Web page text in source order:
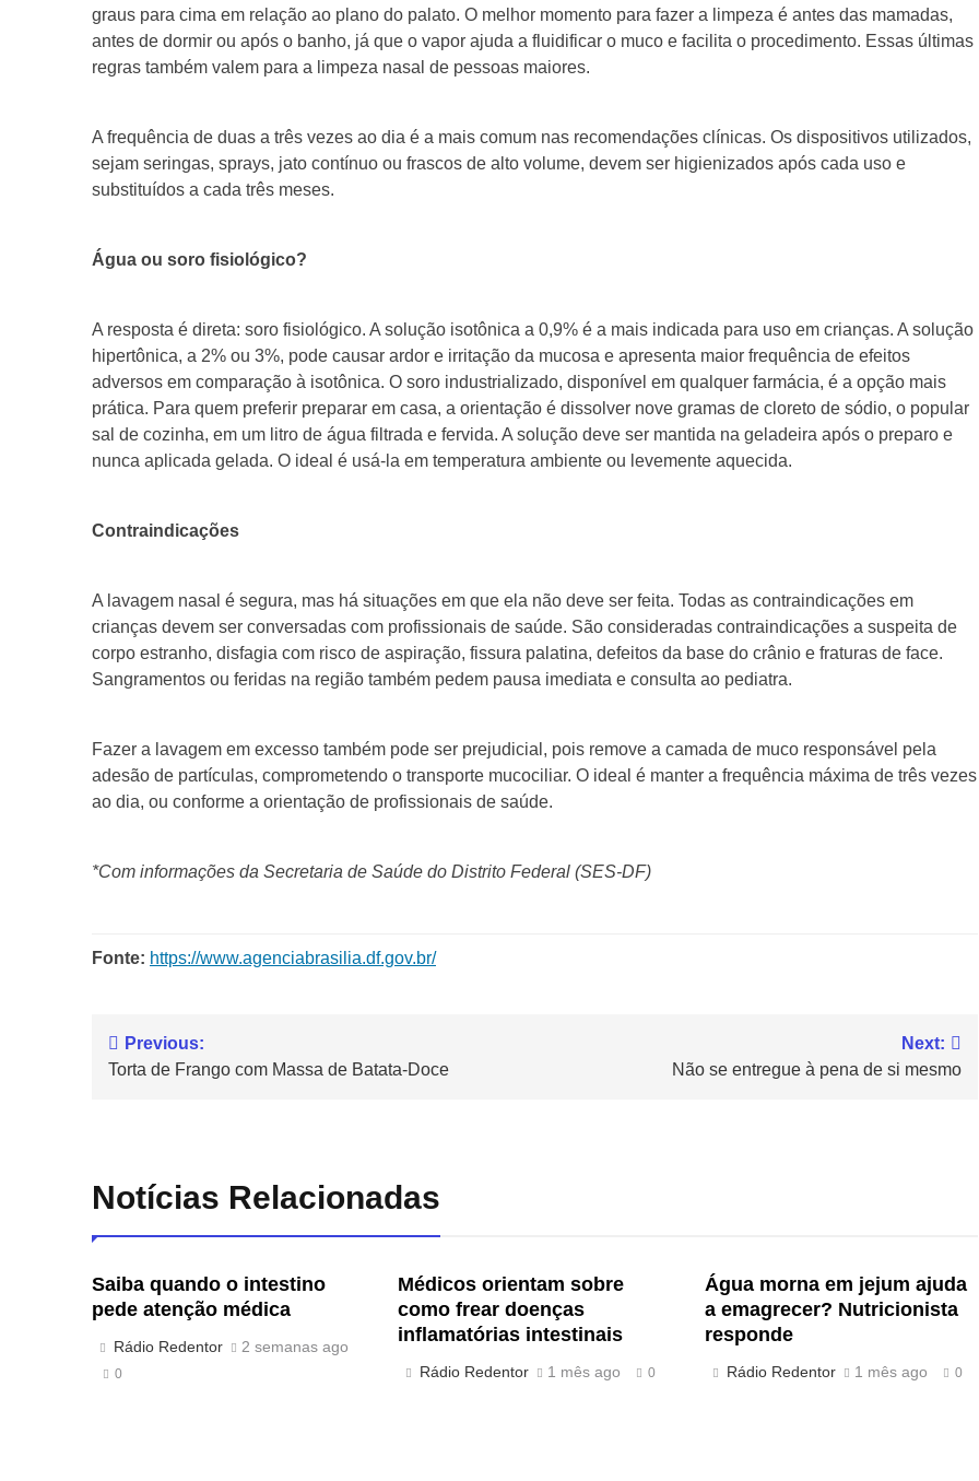
graus para cima em relação ao plano do palato. O melhor momento para fazer a limpeza é antes das mamadas,
antes de dormir ou após o banho, já que o vapor ajuda a fluidificar o muco e facilita o procedimento. Essas últimas
regras também valem para a limpeza nasal de pessoas maiores.
A frequência de duas a três vezes ao dia é a mais comum nas recomendações clínicas. Os dispositivos utilizados,
sejam seringas, sprays, jato contínuo ou frascos de alto volume, devem ser higienizados após cada uso e
substituídos a cada três meses.
Água ou soro fisiológico?
A resposta é direta: soro fisiológico. A solução isotônica a 0,9% é a mais indicada para uso em crianças. A solução
hipertônica, a 2% ou 3%, pode causar ardor e irritação da mucosa e apresenta maior frequência de efeitos
adversos em comparação à isotônica. O soro industrializado, disponível em qualquer farmácia, é a opção mais
prática. Para quem preferir preparar em casa, a orientação é dissolver nove gramas de cloreto de sódio, o popular
sal de cozinha, em um litro de água filtrada e fervida. A solução deve ser mantida na geladeira após o preparo e
nunca aplicada gelada. O ideal é usá-la em temperatura ambiente ou levemente aquecida.
Contraindicações
A lavagem nasal é segura, mas há situações em que ela não deve ser feita. Todas as contraindicações em
crianças devem ser conversadas com profissionais de saúde. São consideradas contraindicações a suspeita de
corpo estranho, disfagia com risco de aspiração, fissura palatina, defeitos da base do crânio e fraturas de face.
Sangramentos ou feridas na região também pedem pausa imediata e consulta ao pediatra.
Fazer a lavagem em excesso também pode ser prejudicial, pois remove a camada de muco responsável pela
adesão de partículas, comprometendo o transporte mucociliar. O ideal é manter a frequência máxima de três vezes
ao dia, ou conforme a orientação de profissionais de saúde.
*Com informações da Secretaria de Saúde do Distrito Federal (SES-DF)
Fonte: https://www.agenciabrasilia.df.gov.br/
Previous:
Torta de Frango com Massa de Batata-Doce
Next:
Não se entregue à pena de si mesmo
Notícias Relacionadas
Saiba quando o intestino
pede atenção médica
Rádio Redentor 2 semanas ago
0
Médicos orientam sobre
como frear doenças
inflamatórias intestinais
Rádio Redentor 1 mês ago 0
Água morna em jejum ajuda
a emagrecer? Nutricionista
responde
Rádio Redentor 1 mês ago 0